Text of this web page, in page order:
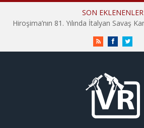
SON EKLENENLER
RSS FacebookTwitter